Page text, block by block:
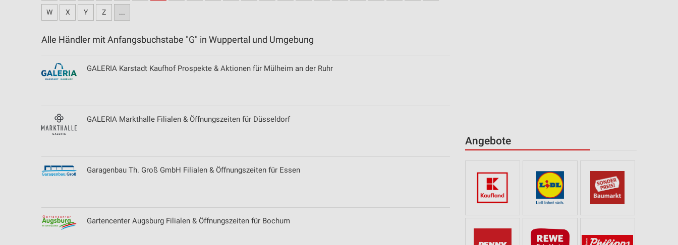
Angebote
W X Y Z ...
Alle Händler mit Anfangsbuchstabe "G" in Wuppertal und Umgebung
GALERIA Karstadt Kaufhof Prospekte & Aktionen für Mülheim an der Ruhr
GALERIA Markthalle Filialen & Öffnungszeiten für Düsseldorf
Garagenbau Th. Groß GmbH Filialen & Öffnungszeiten für Essen
Gartencenter Augsburg Filialen & Öffnungszeiten für Bochum